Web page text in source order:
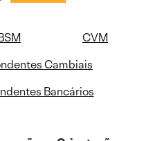
CVM
Cambiais
Bancários